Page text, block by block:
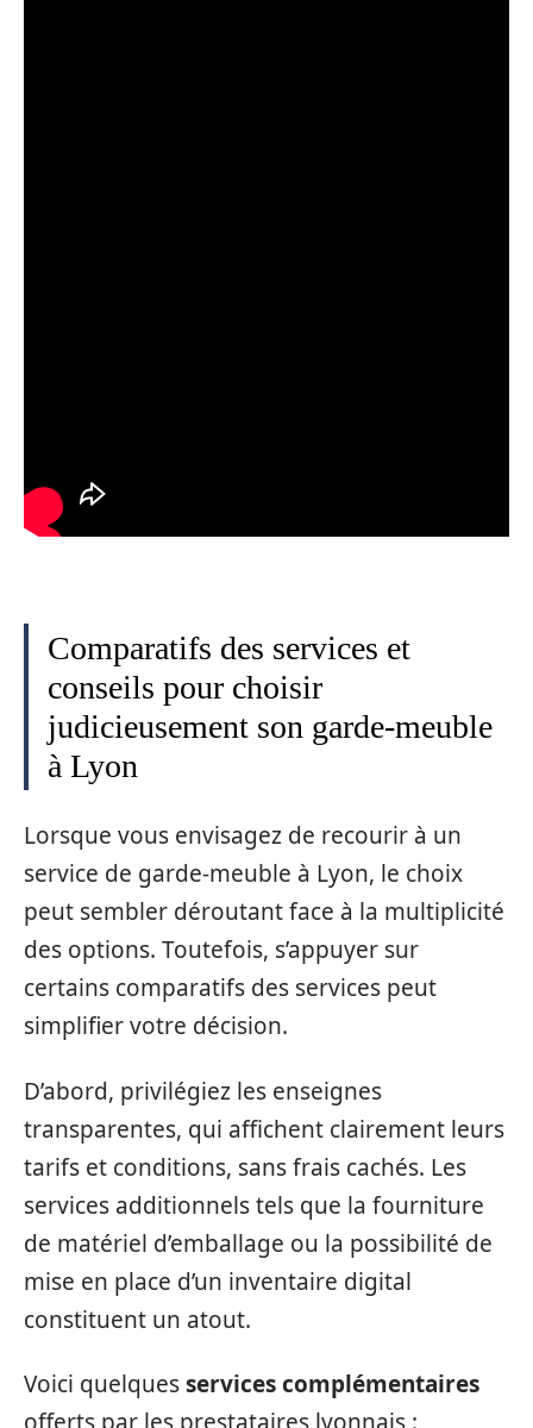
Comparatifs des services et
conseils pour choisir
judicieusement son garde-meuble
à Lyon
Lorsque vous envisagez de recourir à un
service de garde-meuble à Lyon, le choix
peut sembler déroutant face à la multiplicité
des options. Toutefois, s’appuyer sur
certains comparatifs des services peut
simplifier votre décision.
D’abord, privilégiez les enseignes
transparentes, qui affichent clairement leurs
tarifs et conditions, sans frais cachés. Les
services additionnels tels que la fourniture
de matériel d’emballage ou la possibilité de
mise en place d’un inventaire digital
constituent un atout.
Voici quelquesservices complémentaires